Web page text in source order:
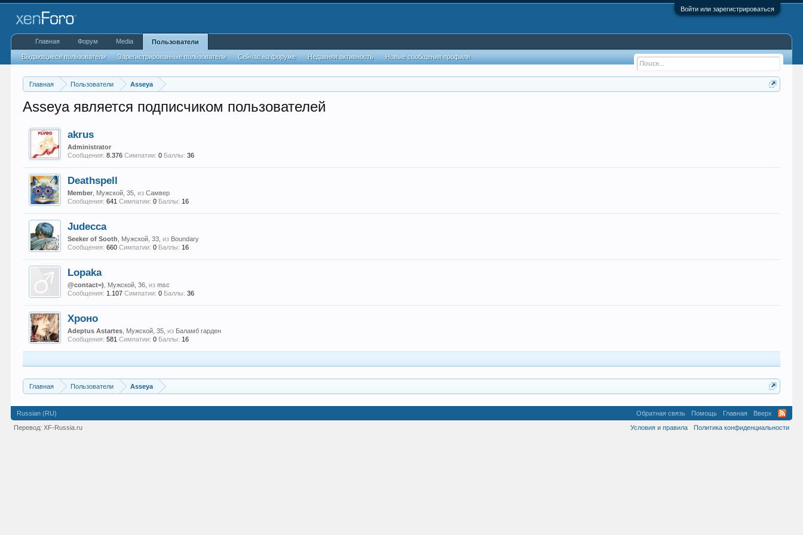
Войти или зарегистрироваться
Главная Пользователи Asseya
Asseya является подписчиком пользователей
akrus
Administrator
Сообщения: 8.376 Симпатии: 0 Баллы: 36
Deathspell
Member , Мужской, 35,из Самвер
Сообщения: 641 Симпатии: 0 Баллы: 16
Judecca
Seeker of Sooth , Мужской, 33,из Boundary
Сообщения: 660 Симпатии: 0 Баллы: 16
Lopaka
@contact=) , Мужской, 36,из msc
Сообщения: 1.107 Симпатии: 0 Баллы: 36
Хроно
Adeptus Astartes , Мужской, 35,из Баламб гарден
Сообщения: 581 Симпатии: 0 Баллы: 16
Главная Пользователи Asseya
Главная Форум Media Пользователи
Выдающиеся пользователи Зарегистрированные пользователи Сейчас на форуме Недавняя активность Новые сообщения профиля
Russian (RU) Обратная связь Помощь Главная
Вверх
Условия и правила
Политика конфиденциальности
Перевод:XF-Russia.ru